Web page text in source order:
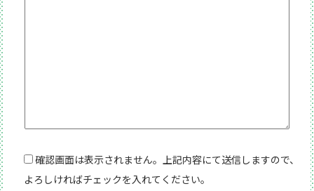
確認画面は表示されません。上記内容にて送信しますので、
よろしければチェックを入れてください。